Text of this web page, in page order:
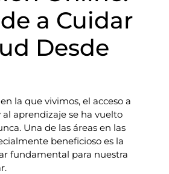
a Cuidar
Desde
la que vivimos, el acceso a
aprendizaje se ha vuelto
Una de las áreas en las
beneficioso es la
fundamental para nuestra